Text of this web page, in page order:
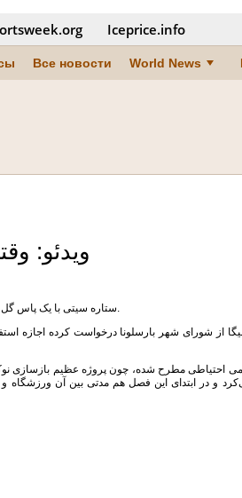
Iceprice.info
Все новости World News
ویدئو:
ستاره سیتی با یک پاس گل پشت پای حیرت‌انگیز و بدون نگاه، هواداران فوتبال را در بهت و حیرت فرو برد.
از شورای شهر بارسلونا درخواست کرده اجازه
و در ابتدای این فصل هم مدتی بین آن ورزشگاه و